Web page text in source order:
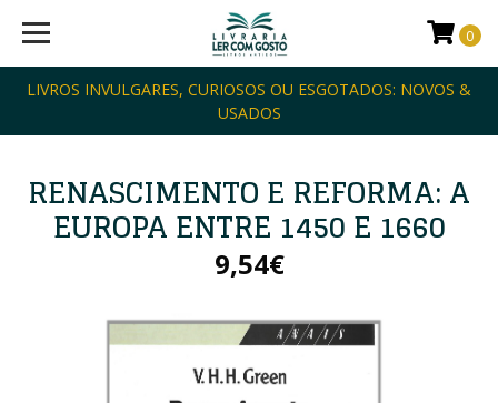
LIVROS INVULGARES, CURIOSOS OU ESGOTADOS: NOVOS &
USADOS
0
RENASCIMENTO E REFORMA: A
EUROPA ENTRE 1450 E 1660
9,54€